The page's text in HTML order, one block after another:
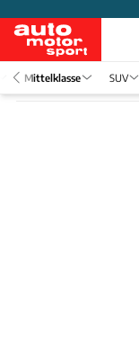
Mittelklasse SUV